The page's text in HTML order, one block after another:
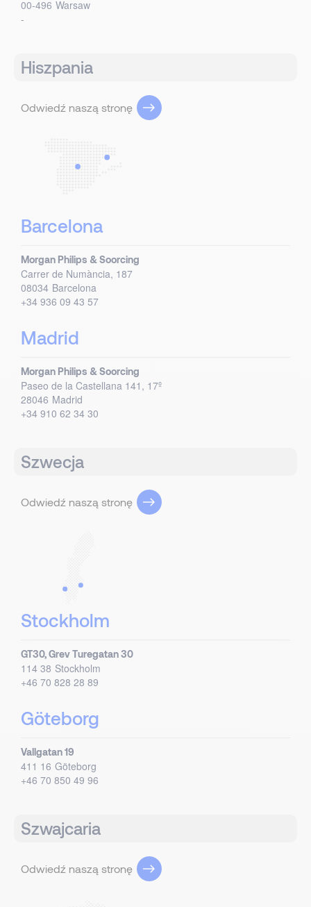
00-496 Warsaw
-
Hiszpania
Odwiedź naszą stronę
Barcelona
Morgan Philips & Soorcing
Carrer de Numància, 187
08034 Barcelona
+34 936 09 43 57
Madrid
Morgan Philips & Soorcing
Paseo de la Castellana 141, 17º
28046 Madrid
+34 910 62 34 30
Szwecja
Odwiedź naszą stronę
Stockholm
GT30, Grev Turegatan 30
114 38 Stockholm
+46 70 828 28 89
Göteborg
Vallgatan 19
411 16 Göteborg
+46 70 850 49 96
Szwajcaria
Odwiedź naszą stronę